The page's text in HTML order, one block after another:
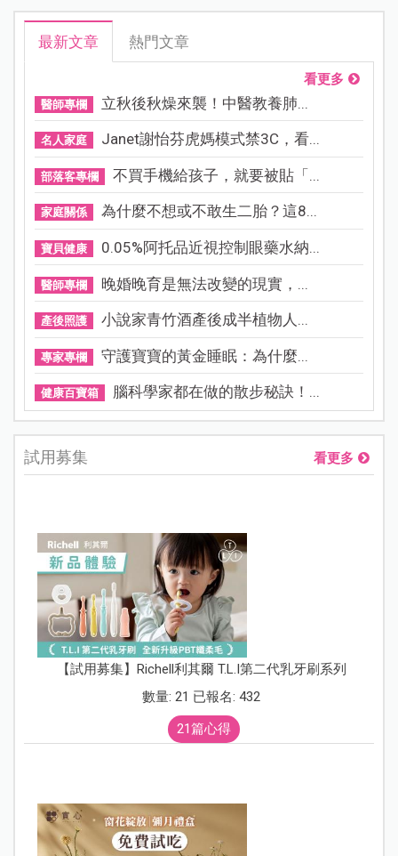
最新文章 熱門文章
看更多
醫師專欄 立秋後秋燥來襲！中醫教養肺...
名人家庭 Janet謝怡芬虎媽模式禁3C，看...
部落客專欄 不買手機給孩子，就要被貼「...
家庭關係 為什麼不想或不敢生二胎？這8...
寶貝健康 0.05%阿托品近視控制眼藥水納...
醫師專欄 晚婚晚育是無法改變的現實，...
產後照護 小說家青竹酒產後成半植物人...
專家專欄 守護寶寶的黃金睡眠：為什麼...
健康百寶箱 腦科學家都在做的散步秘訣！...
試用募集 看更多
【試用募集】Richell利其爾 T.L.I第二代乳牙刷系列
數量: 21 已報名: 432
21篇心得